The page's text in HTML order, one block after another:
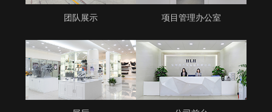
团队展示 项目管理办公室